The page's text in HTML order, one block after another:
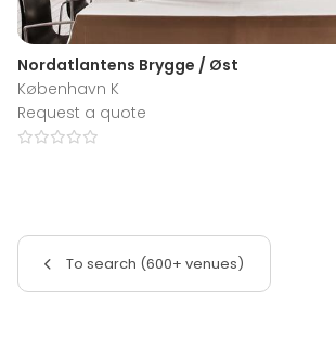
Nordatlantens Brygge / Øst
København K
Request a quote
To search (600+ venues)